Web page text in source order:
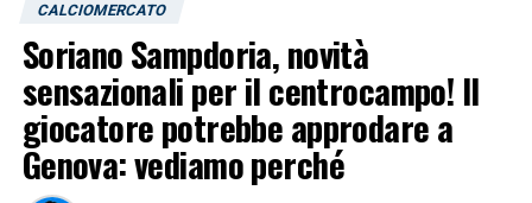
CALCIOMERCATO
Soriano Sampdoria, novità
sensazionali per il centrocampo! Il
giocatore potrebbe approdare a
Genova: vediamo perché